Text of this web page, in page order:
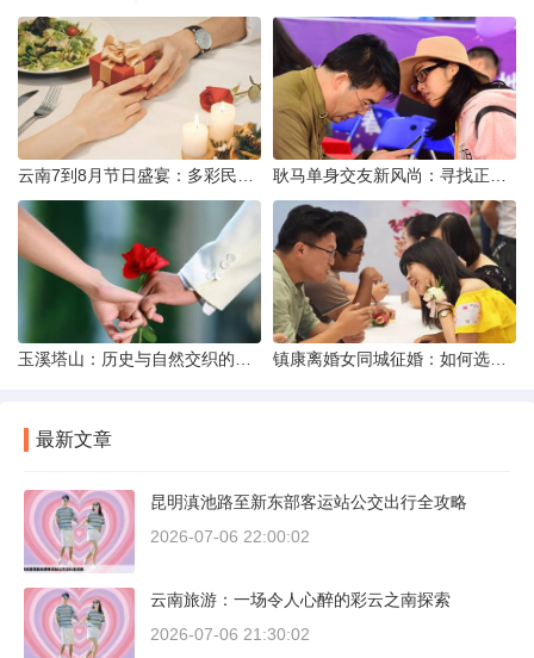
最新文章
昆明滇池路至新东部客运站公交出行全攻略
2026-07-06 22:00:02
云南旅游：一场令人心醉的彩云之南探索
2026-07-06 21:30:02